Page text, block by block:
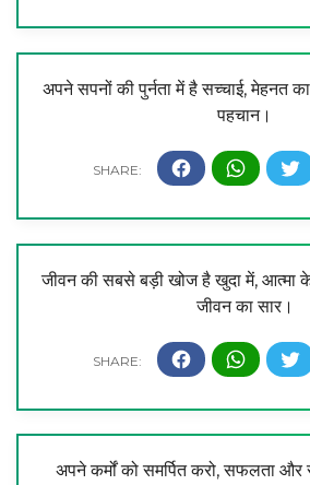
अपने सपनों की पुर्नता में है सच्चाई, मेहनत
पहचान।
जीवन की सबसे बड़ी खोज है खुदा में, आत्मा के
जीवन का सार।
अपने कर्मों को समर्पित करो, सफलता और